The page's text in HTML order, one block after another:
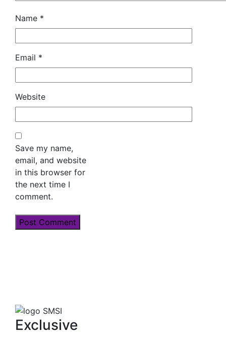
Name *
Email *
Website
Save my name,
email, and website
in this browser for
the next time I
comment.
Exclusive